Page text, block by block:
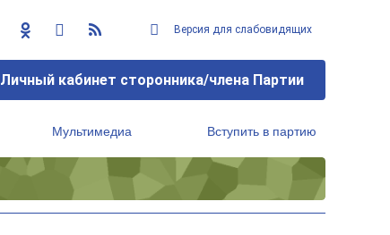
Версия для слабовидящих
Личный кабинет сторонника/члена Партии
Мультимедиа Вступить в партию